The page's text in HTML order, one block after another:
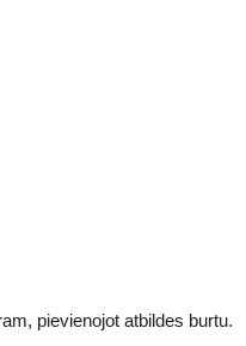
pievienojot atbildes burtu.